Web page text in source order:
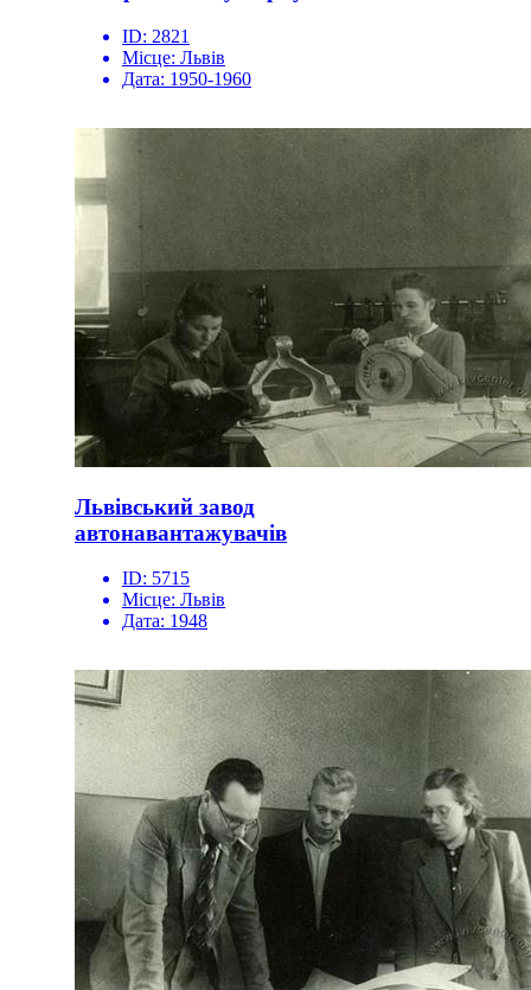
ID: 2821
Місце: Львів
Дата: 1950-1960
Львівський завод
автонавантажувачів
ID: 5715
Місце: Львів
Дата: 1948